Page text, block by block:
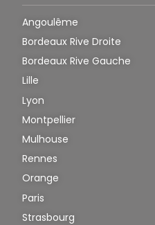
Angoulême
Bordeaux Rive Droite
Bordeaux Rive Gauche
Lille
Lyon
Montpellier
Mulhouse
Rennes
Orange
Paris
Strasbourg